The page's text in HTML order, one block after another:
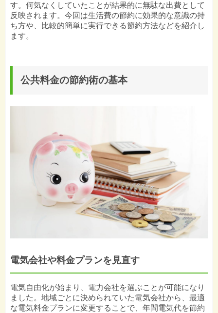
す。何気なくしていたことが結果的に無駄な出費として
反映されます。今回は生活費の節約に効果的な意識の持
ち方や、比較的簡単に実行できる節約方法などを紹介し
ます。
公共料金の節約術の基本
電気会社や料金プランを見直す
電気自由化が始まり、電力会社を選ぶことが可能になり
ました。地域ごとに決められていた電気会社から、最適
な電気料金プランに変更することで、年間電気代を節約